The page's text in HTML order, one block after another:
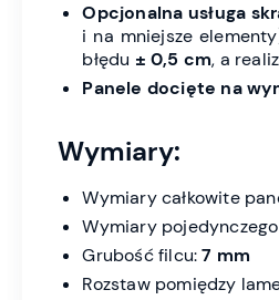
Opcjonalna usługa
i na mniejsze
błędu ± 0,5 cm, a
Panele docięte na
Wymiary:
Wymiary całkowite
Wymiary
Grubość filcu:7 mm
Rozstaw pomiędzy